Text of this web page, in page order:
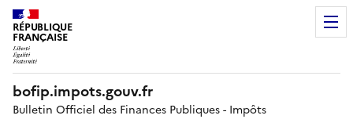
RÉPUBLIQUE
FRANÇAISE
bofip.impots.gouv.fr
Bulletin Officiel des Finances Publiques - Impôts